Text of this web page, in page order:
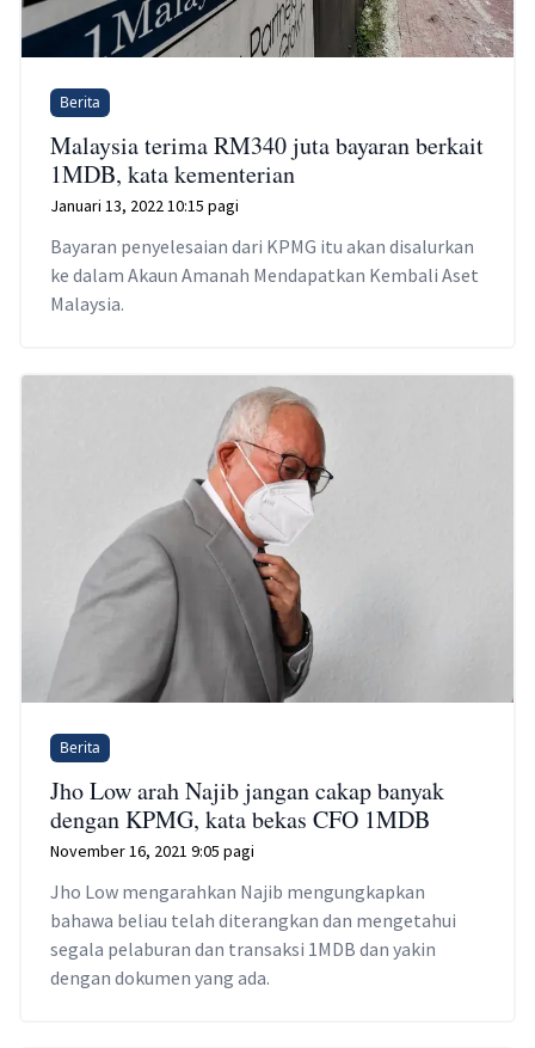
Berita
Malaysia terima RM340 juta bayaran berkait
1MDB, kata kementerian
Januari 13, 2022 10:15 pagi
Bayaran penyelesaian dari KPMG itu akan disalurkan
ke dalam Akaun Amanah Mendapatkan Kembali Aset
Malaysia.
Berita
Jho Low arah Najib jangan cakap banyak
dengan KPMG, kata bekas CFO 1MDB
November 16, 2021 9:05 pagi
Jho Low mengarahkan Najib mengungkapkan
bahawa beliau telah diterangkan dan mengetahui
segala pelaburan dan transaksi 1MDB dan yakin
dengan dokumen yang ada.